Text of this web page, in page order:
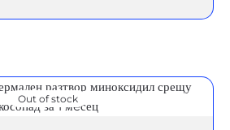
Out of stock